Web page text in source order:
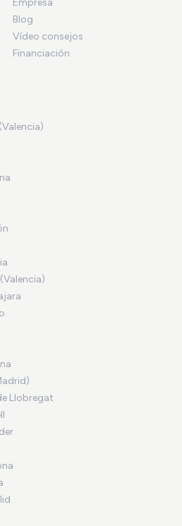
Blog
Vídeo consejos
Financiación
Llobregat